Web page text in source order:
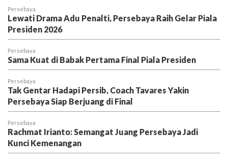
Persebaya
Lewati Drama Adu Penalti, Persebaya Raih Gelar Piala
Presiden 2026
Persebaya
Sama Kuat di Babak Pertama Final Piala Presiden
Persebaya
Tak Gentar Hadapi Persib, Coach Tavares Yakin
Persebaya Siap Berjuang di Final
Persebaya
Rachmat Irianto: Semangat Juang Persebaya Jadi
Kunci Kemenangan